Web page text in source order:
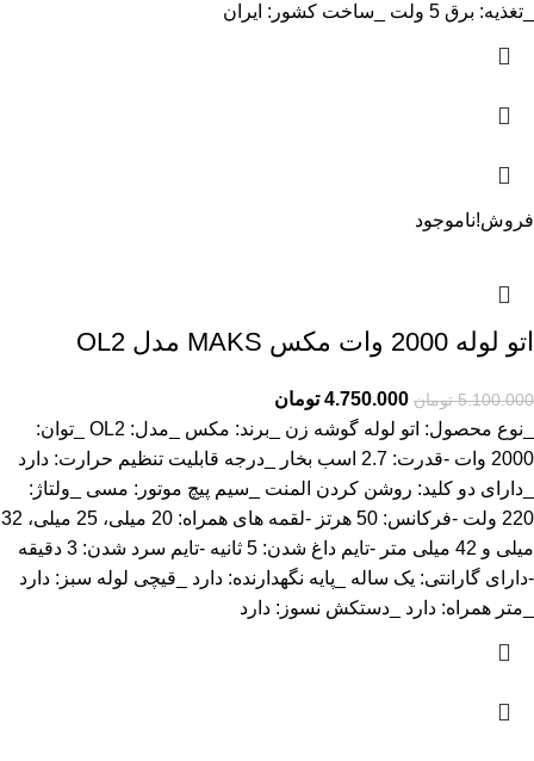
_تغذیه: برق 5 ولت _ساخت کشور: ایران
فروش!ناموجود
اتو لوله 2000 وات مکس MAKS مدل OL2
5.100.000 تومان 4.750.000 تومان
_نوع محصول: اتو لوله گوشه زن _برند: مکس _مدل: OL2 _توان:
2000 وات -قدرت: 2.7 اسب بخار _درجه قابلیت تنظیم حرارت: دارد
_دارای دو کلید: روشن کردن المنت _سیم پیچ موتور: مسی _ولتاژ:
220 ولت -فرکانس: 50 هرتز -لقمه های همراه: 20 میلی، 25 میلی، 32
میلی و 42 میلی متر -تایم داغ شدن: 5 ثانیه -تایم سرد شدن: 3 دقیقه
-دارای گارانتی: یک ساله _پایه نگهدارنده: دارد _قیچی لوله سبز: دارد
_متر همراه: دارد _دستکش نسوز: دارد